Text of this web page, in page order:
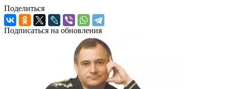
Поделиться
Подписаться на обновления